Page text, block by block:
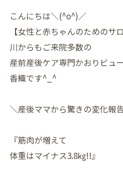
こんにちは＼(^o^)／
【女性と赤ちゃんのためのサ
川からもご来院多数の
産前産後ケア専門かおりビュ
香織です^_^
＼産後ママから驚きの変化報
『筋肉が増えて
体重はマイナス3.8㎏!!』